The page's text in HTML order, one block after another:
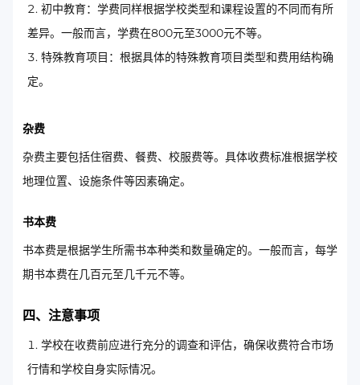
初中教育：学费同样根据学校类型和课程设置的不同而有所
差异。一般而言，学费在800元至3000元不等。
特殊教育项目：根据具体的特殊教育项目类型和费用结构确
定。
杂费
杂费主要包括住宿费、餐费、校服费等。具体收费标准根据学校
地理位置、设施条件等因素确定。
书本费
书本费是根据学生所需书本种类和数量确定的。一般而言，每学
期书本费在几百元至几千元不等。
四、注意事项
学校在收费前应进行充分的调查和评估，确保收费符合市场
行情和学校自身实际情况。